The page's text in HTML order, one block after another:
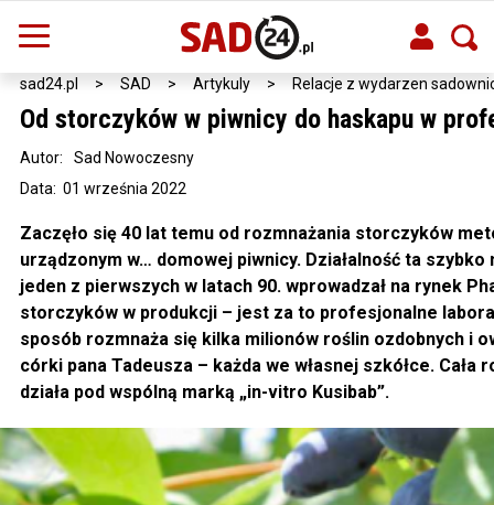
sad24.pl > SAD > Artykuly > Relacje z wydarzen
Od storczyków w piwnicy do haskapu w
Data: 01 września 2022
Autor: Sad Nowoczesny
Zaczęło się 40 lat temu od rozmnażania storczyków
urządzonym w… domowej piwnicy. Działalność ta
jeden z pierwszych w latach 90. wprowadzał na rynek
storczyków w produkcji – jest za to profesjonalne
sposób rozmnaża się kilka milionów roślin ozdobnych i
córki pana Tadeusza – każda we własnej szkółce.
działa pod wspólną marką „in-vitro Kusibab”.